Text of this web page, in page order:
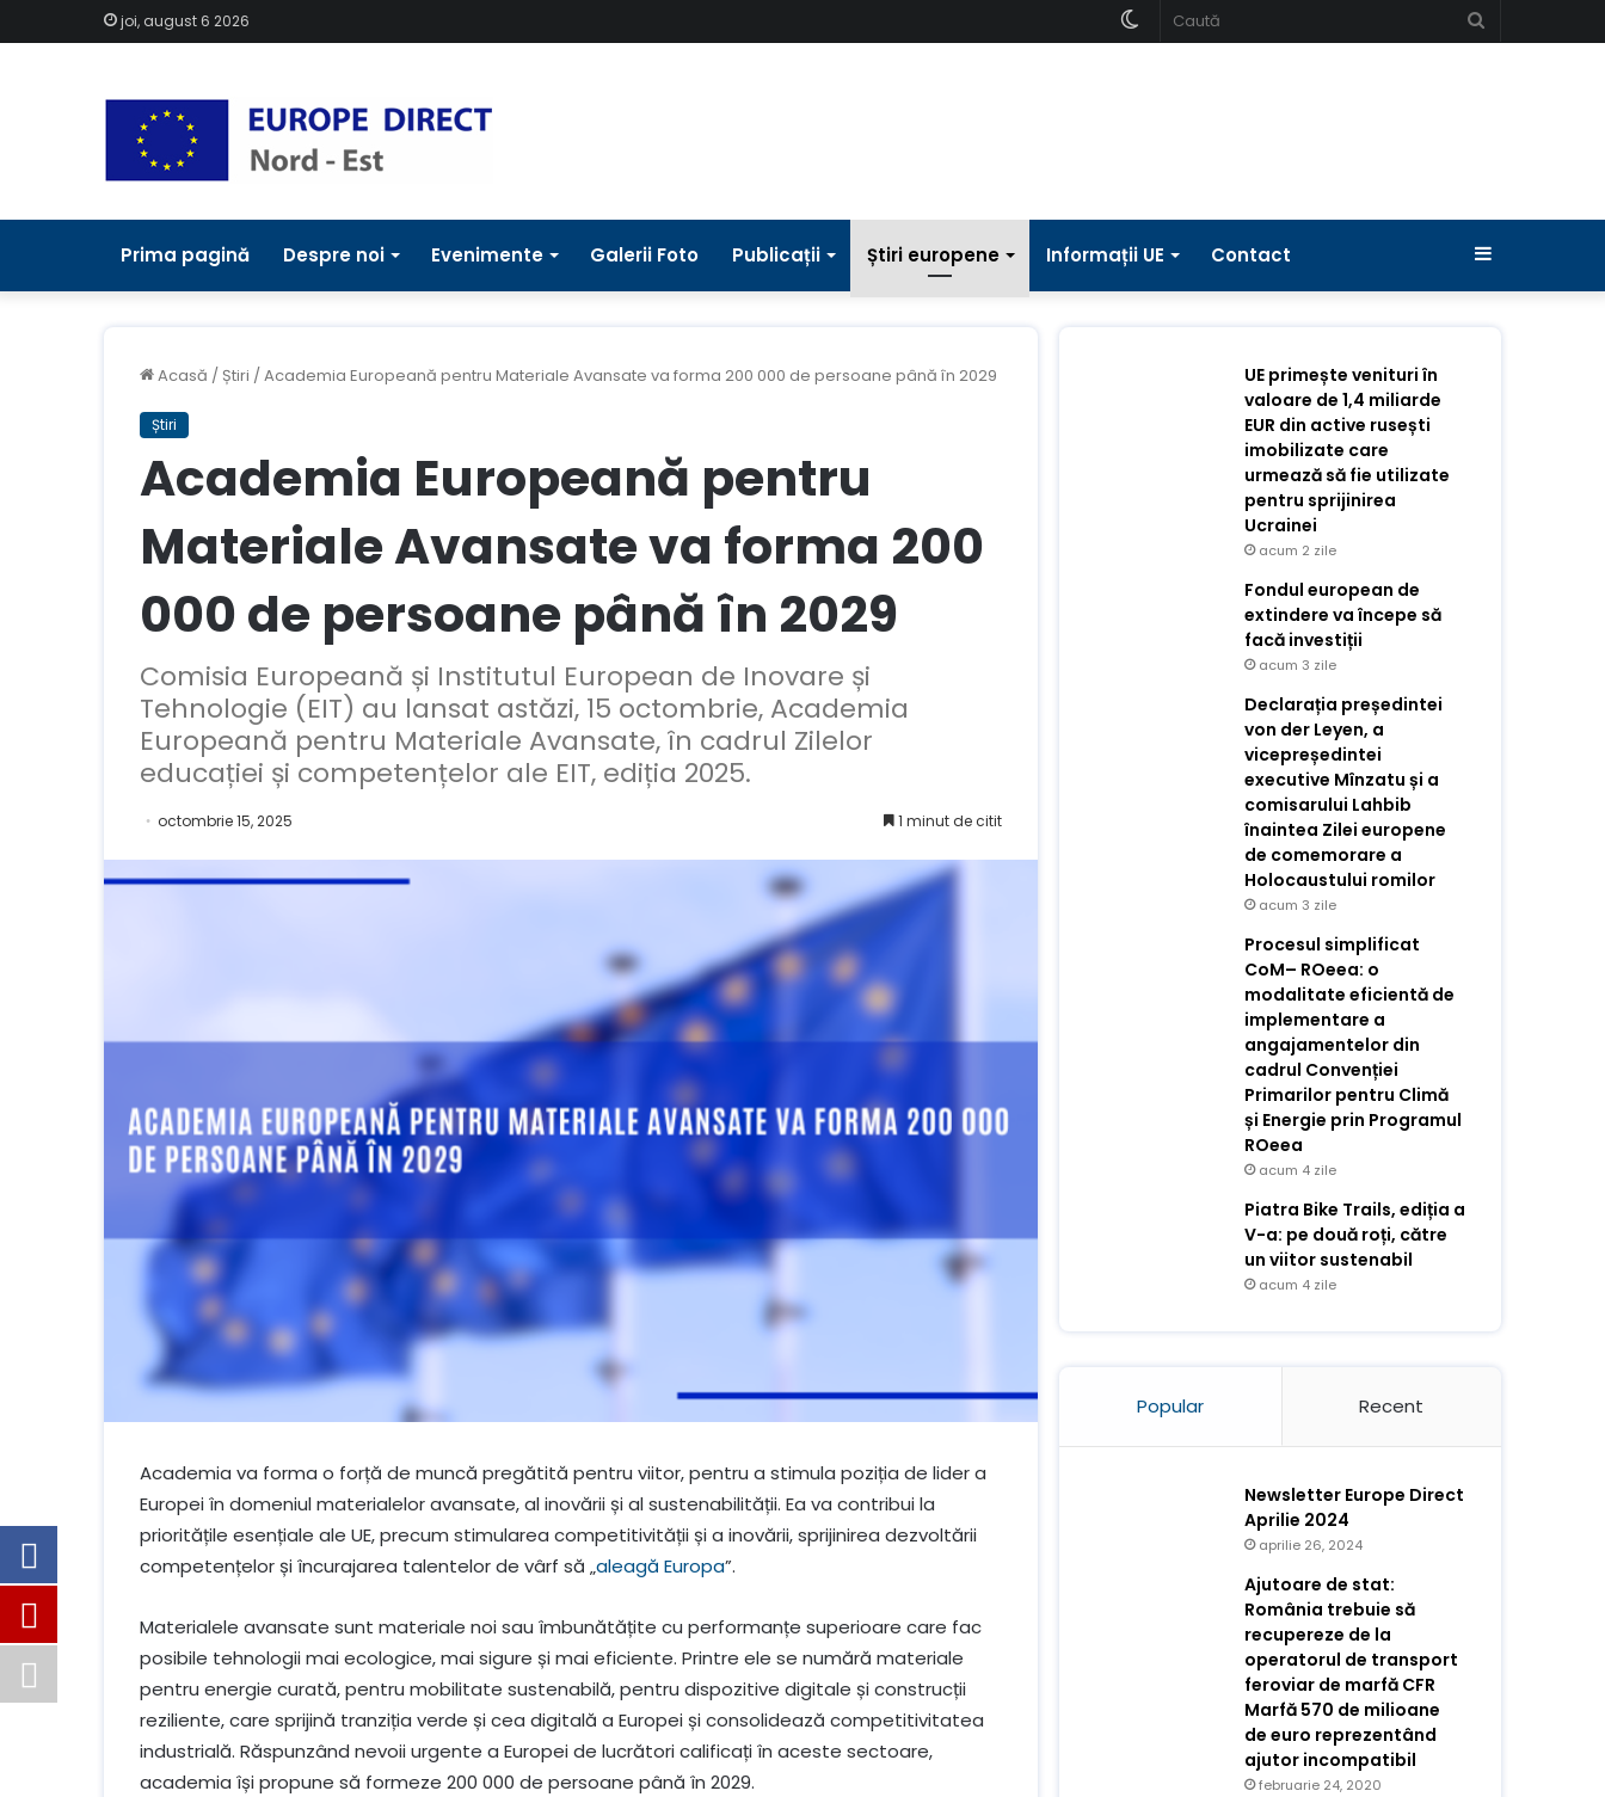
joi, august 6 2026
Schimbați
Prima pagină Despre noi Evenimente Galerii Foto Publicații Știri europene Informații UE Contact Bara
Acasă / Știri /Academia Europeană pentru Materiale Avansate va forma 200 000 de persoane până în 2029
Știri
Academia Europeană pentru
Materiale Avansate va forma 200
000 de persoane până în 2029
Comisia Europeană și Institutul European de Inovare și
Tehnologie (EIT) au lansat astăzi, 15 octombrie, Academia
Europeană pentru Materiale Avansate, în cadrul Zilelor
educației și competențelor ale EIT, ediția 2025.
octombrie 15, 2025 1 minut de citit
Academia va forma o forță de muncă pregătită pentru viitor, pentru a stimula poziția de lider a
Europei în domeniul materialelor avansate, al inovării și al sustenabilității. Ea va contribui la
prioritățile esențiale ale UE, precum stimularea competitivității și a inovării, sprijinirea dezvoltării
competențelor și încurajarea talentelor de vârf să „aleagă Europa”.
Materialele avansate sunt materiale noi sau îmbunătățite cu performanțe superioare care fac
posibile tehnologii mai ecologice, mai sigure și mai eficiente. Printre ele se numără materiale
pentru energie curată, pentru mobilitate sustenabilă, pentru dispozitive digitale și construcții
reziliente, care sprijină tranziția verde și cea digitală a Europei și consolidează competitivitatea
industrială. Răspunzând nevoii urgente a Europei de lucrători calificați în aceste sectoare,
academia își propune să formeze 200 000 de persoane până în 2029.
UE primește venituri în
valoare de 1,4 miliarde
EUR din active rusești
imobilizate care
urmează să fie utilizate
pentru sprijinirea
Ucrainei
acum 2 zile
Fondul european de
extindere va începe să
facă investiții
acum 3 zile
Declarația președintei
von der Leyen, a
vicepreședintei
executive Mînzatu și a
comisarului Lahbib
înaintea Zilei europene
de comemorare a
Holocaustului romilor
acum 3 zile
Procesul simplificat
CoM– ROeea: o
modalitate eficientă de
implementare a
angajamentelor din
cadrul Convenției
Primarilor pentru Climă
și Energie prin Programul
ROeea
acum 4 zile
Piatra Bike Trails, ediția a
V-a: pe două roți, către
un viitor sustenabil
acum 4 zile
Popular Recent
Newsletter Europe Direct
Aprilie 2024
aprilie 26, 2024
Ajutoare de stat:
România trebuie să
recupereze de la
operatorul de transport
feroviar de marfă CFR
Marfă 570 de milioane
de euro reprezentând
ajutor incompatibil
februarie 24, 2020